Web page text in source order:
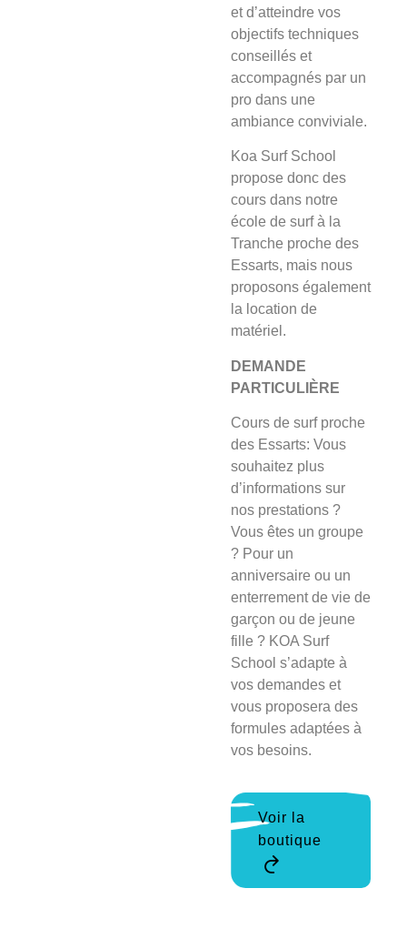
et d’atteindre vos
objectifs techniques
conseillés et
accompagnés par un
pro dans une
ambiance conviviale.
Koa Surf School
propose donc des
cours dans notre
école de surf à la
Tranche proche des
Essarts, mais nous
proposons également
la location de
matériel.
DEMANDE
PARTICULIÈRE
Cours de surf proche
des Essarts: Vous
souhaitez plus
d’informations sur
nos prestations ?
Vous êtes un groupe
? Pour un
anniversaire ou un
enterrement de vie de
garçon ou de jeune
fille ? KOA Surf
School s’adapte à
vos demandes et
vous proposera des
formules adaptées à
vos besoins.
Voir la
boutique